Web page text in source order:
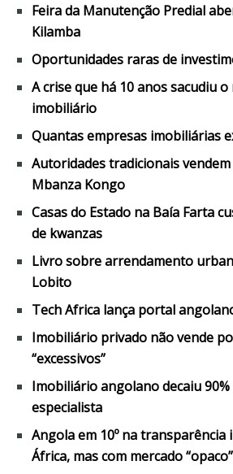
Feira da Manutenção Predial
Kilamba
Oportunidades raras de
A crise que há 10 anos sacudiu o
imobiliário
Quantas empresas imobiliárias
Autoridades tradicionais
Mbanza Kongo
Casas do Estado na Baía Farta
de kwanzas
Livro sobre arrendamento
Lobito
Tech Africa lança portal
Imobiliário privado não vende
“excessivos”
Imobiliário angolano decaiu
especialista
Angola em 10º na transparência
África, mas com mercado “opaco”